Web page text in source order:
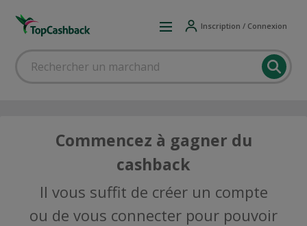
Inscription / Connexion
Commencez à gagner du
cashback
Il vous suffit de créer un compte
ou de vous connecter pour pouvoir